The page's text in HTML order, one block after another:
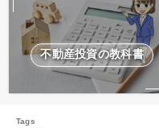
不動産投資の教科書